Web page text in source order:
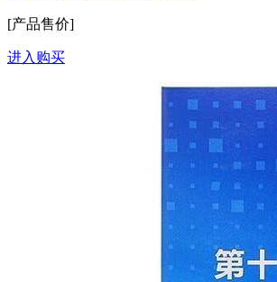
[产品售价]
进入购买